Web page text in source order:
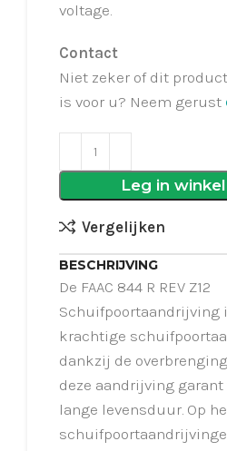
voltage.
Contact
Niet zeker of dit
is voor u? Neem gerust
Leg in
Vergelijken
BESCHRIJVING
De FAAC 844 R REV Z12
Schuifpoortaandrijving
krachtige
dankzij de
deze aandrijving garant
lange levensduur. Op